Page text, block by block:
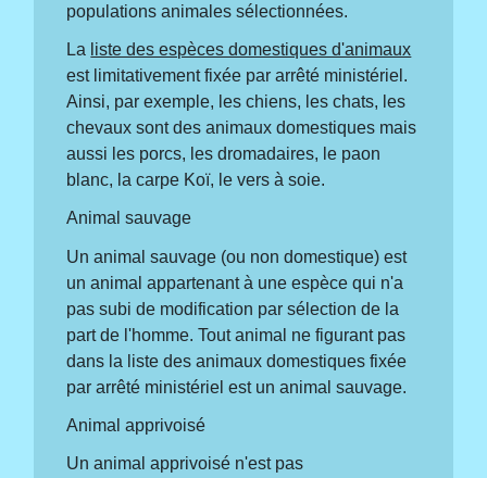
populations animales sélectionnées.
La liste des espèces domestiques d'animaux
est limitativement fixée par arrêté ministériel.
Ainsi, par exemple, les chiens, les chats, les
chevaux sont des animaux domestiques mais
aussi les porcs, les dromadaires, le paon
blanc, la carpe Koï, le vers à soie.
Animal sauvage
Un animal sauvage (ou non domestique) est
un animal appartenant à une espèce qui n'a
pas subi de modification par sélection de la
part de l'homme. Tout animal ne figurant pas
dans la liste des animaux domestiques fixée
par arrêté ministériel est un animal sauvage.
Animal apprivoisé
Un animal apprivoisé n'est pas